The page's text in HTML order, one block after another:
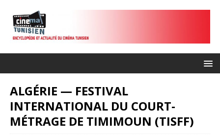
ALGÉRIE — FESTIVAL
INTERNATIONAL DU COURT-
MÉTRAGE DE TIMIMOUN (TISFF)